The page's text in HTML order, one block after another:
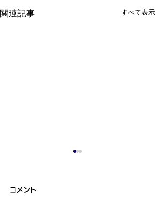
関連記事 すべて表示
コメント